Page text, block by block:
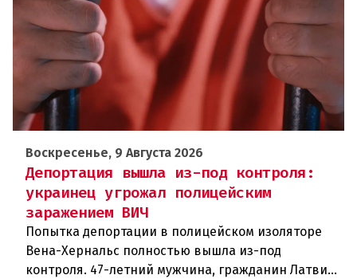
Воскресенье, 9 Августа 2026
Депортация вышла из-под контроля:
украинец угрожал полицейским
заражением ВИЧ
Попытка депортации в полицейском изоляторе
Вена-Хернальс полностью вышла из-под
контроля. 47-летний мужчина, гражданин Латвии,